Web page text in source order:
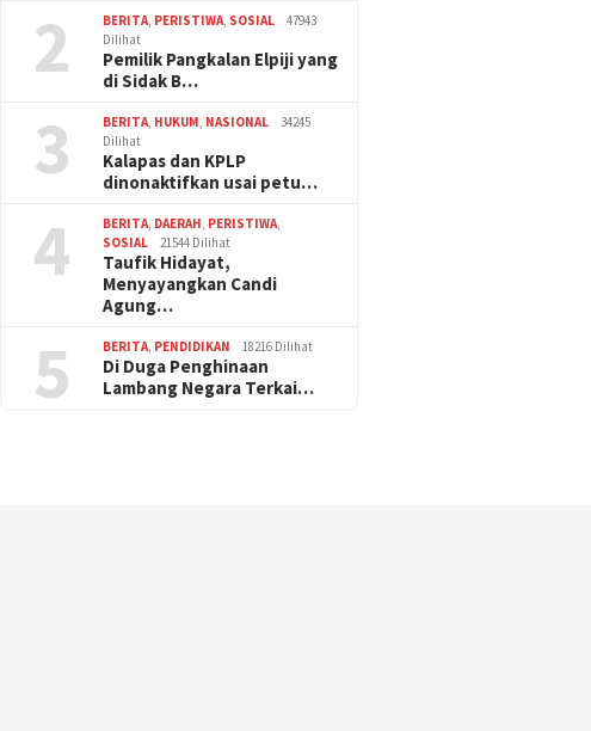
2 BERITA, PERISTIWA, SOSIAL
47943
Dilihat
Pemilik Pangkalan Elpiji yang
di Sidak B…
3 BERITA, HUKUM, NASIONAL
34245
Dilihat
Kalapas dan KPLP
dinonaktifkan usai petu…
4 BERITA, DAERAH, PERISTIWA,
SOSIAL
21544 Dilihat
Taufik Hidayat,
Menyayangkan Candi
Agung…
5 BERITA, PENDIDIKAN 18216 Dilihat
Di Duga Penghinaan
Lambang Negara Terkai…